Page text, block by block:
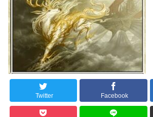
Twitter Facebook